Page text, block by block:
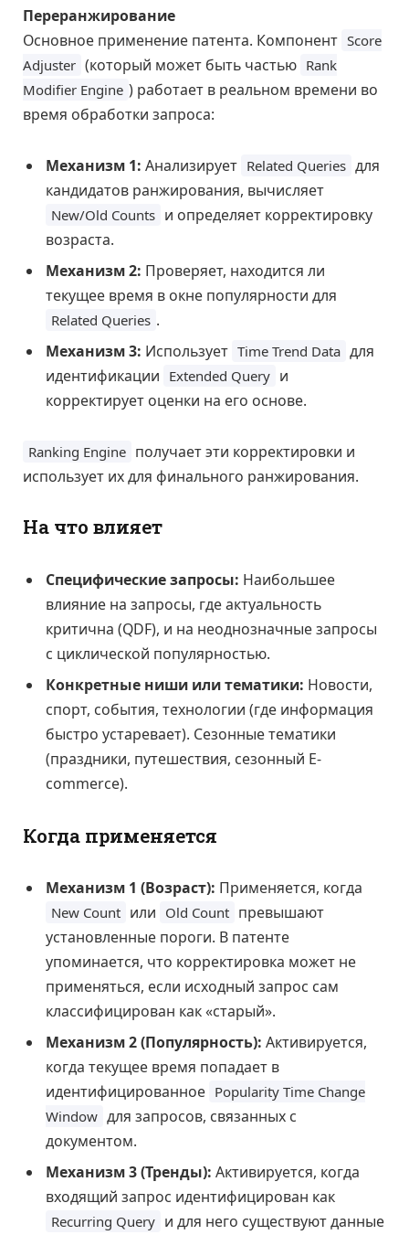
Переранжирование
Основное применение патента. Компонент Score
Adjuster (который может быть частью Rank
Modifier Engine ) работает в реальном времени во
время обработки запроса:
Механизм 1: Анализирует Related Queries для
кандидатов ранжирования, вычисляет
New/Old Counts и определяет корректировку
возраста.
Механизм 2: Проверяет, находится ли
текущее время в окне популярности для
Related Queries .
Механизм 3: Использует Time Trend Data для
идентификации Extended Query и
корректирует оценки на его основе.
Ranking Engine получает эти корректировки и
использует их для финального ранжирования.
На что влияет
Специфические запросы: Наибольшее
влияние на запросы, где актуальность
критична (QDF), и на неоднозначные запросы
с циклической популярностью.
Конкретные ниши или тематики: Новости,
спорт, события, технологии (где информация
быстро устаревает). Сезонные тематики
(праздники, путешествия, сезонный E-
commerce).
Когда применяется
Механизм 1 (Возраст): Применяется, когда
New Count или Old Count превышают
установленные пороги. В патенте
упоминается, что корректировка может не
применяться, если исходный запрос сам
классифицирован как «старый».
Механизм 2 (Популярность): Активируется,
когда текущее время попадает в
идентифицированное Popularity Time Change
Window для запросов, связанных с
документом.
Механизм 3 (Тренды): Активируется, когда
входящий запрос идентифицирован как
Recurring Query и для него существуют данные